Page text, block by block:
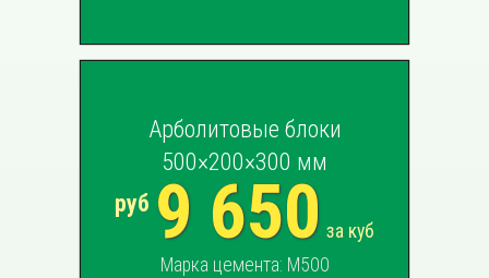
Арболитовые блоки
500×200×300 мм
руб 9 650 за куб
Марка цемента: М500